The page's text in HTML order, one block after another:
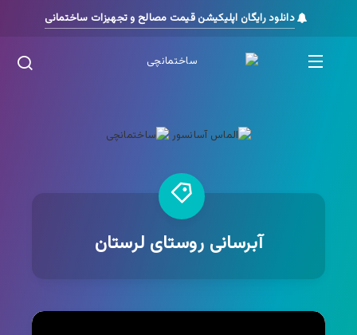
دانلود رایگان اپلیکیشن قیمت مصالح و تجهیزات ساختمانی
آبرسانی روستای لرستان